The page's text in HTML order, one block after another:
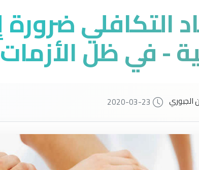
التكافلي ضرورة
- في ظل الأزمات
الجبوري 2020-03-23